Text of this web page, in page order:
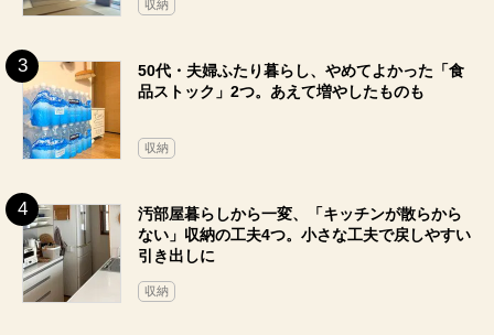
収納
50代・夫婦ふたり暮らし、やめてよかった「食
品ストック」2つ。あえて増やしたものも
収納
汚部屋暮らしから一変、「キッチンが散らから
ない」収納の工夫4つ。小さな工夫で戻しやすい
引き出しに
収納